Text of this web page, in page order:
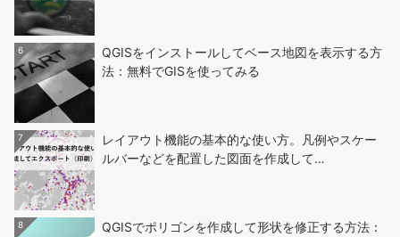
6
QGISをインストールしてベース地図を表示する方
法：無料でGISを使ってみる
7
レイアウト機能の基本的な使い方。凡例やスケー
ルバーなどを配置した図面を作成して…
8
QGISでポリゴンを作成して形状を修正する方法：